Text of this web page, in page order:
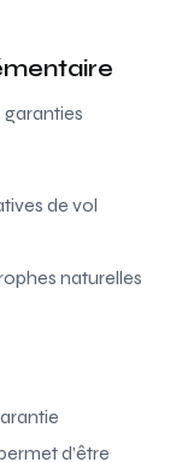
de vol
naturelles
d’être